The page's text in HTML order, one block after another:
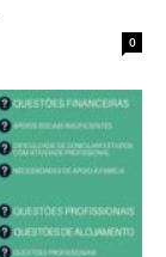
0